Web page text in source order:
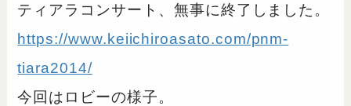
ティアラコンサート、無事に終了しました。
https://www.keiichiroasato.com/pnm-
tiara2014/
今回はロビーの様子。